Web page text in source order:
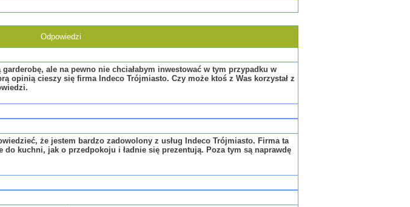
Odpowiedzi
ale na pewno nie chciałabym inwestować w tym przypadku w
opinią cieszy się firma Indeco Trójmiasto. Czy może ktoś z Was korzystał z
że jestem bardzo zadowolony z usług Indeco Trójmiasto. Firma ta
do kuchni, jak o przedpokoju i ładnie się prezentują. Poza tym są naprawdę